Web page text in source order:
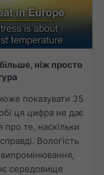
ніж просто
показувати 35
ця цифра не дає
про те, наскільки
Вологість
середовище